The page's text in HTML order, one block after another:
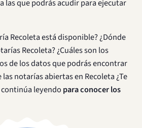
a las que podrás acudir para ejecutar
Recoleta está disponible? ¿Dónde
Recoleta? ¿Cuáles son los
de los datos que podrás encontrar
notarías abiertas en Recoleta ¿Te
leyendo para conocer los